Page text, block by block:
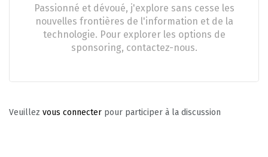
Passionné et dévoué, j'explore sans cesse les
nouvelles frontières de l'information et de la
technologie. Pour explorer les options de
sponsoring, contactez-nous.
Veuillez vous connecter pour participer à la discussion